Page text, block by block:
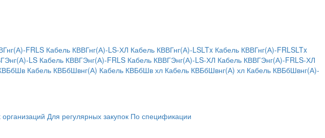
FRLS Кабель КВВГнг(А)-LS-ХЛ Кабель КВВГнг(А)-LSLTx Кабель КВВГнг(А)-FRLSLTx
LS Кабель КВВГЭнг(А)-FRLS Кабель КВВГЭнг(А)-LS-ХЛ Кабель КВВГЭнг(А)-FRLS-ХЛ
Кабель КВБбШвнг(А) Кабель КВБбШв хл Кабель КВБбШвнг(А) хл Кабель КВБбШвнг(А)-
Для регулярных закупок По спецификации